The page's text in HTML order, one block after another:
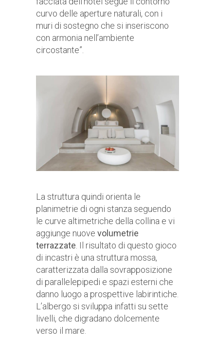
curvo delle aperture naturali, con i
muri di sostegno che si inseriscono
con armonia nell’ambiente
circostante”.
La struttura quindi orienta le
planimetrie di ogni stanza seguendo
le curve altimetriche della collina e vi
aggiunge nuove volumetrie
terrazzate. Il risultato di questo gioco
di incastri è una struttura mossa,
caratterizzata dalla sovrapposizione
di parallelepipedi e spazi esterni che
danno luogo a prospettive labirintiche.
L’albergo si sviluppa infatti su sette
livelli, che digradano dolcemente
verso il mare.